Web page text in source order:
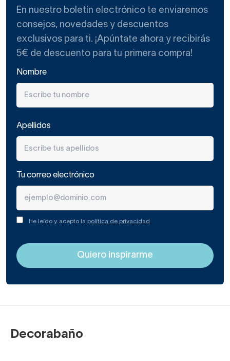
En nuestro boletín electrónico te enviaremos
consejos, novedades y descuentos
exclusivos para ti. ¡Apúntate ahora y recibirás
5€ de descuento para tu primera compra!
Nombre
Apellidos
Tu correo electrónico
He leído y acepto la política de privacidad
Decorabaño